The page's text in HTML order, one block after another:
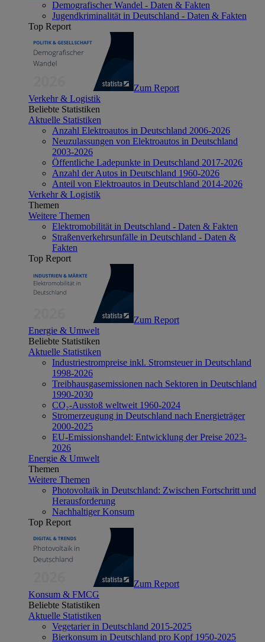
Demografischer Wandel - Daten & Fakten
Jugendkriminalität in Deutschland - Daten & Fakten
Top Report
Zum Report
Verkehr & Logistik
Beliebte Statistiken
Aktuelle Statistiken
Anzahl Elektroautos in Deutschland 2006-2026
Neuzulassungen von Elektroautos in Deutschland
2003-2026
Öffentliche Ladepunkte in Deutschland 2017-2026
Anzahl der Autos in Deutschland 1960-2026
Anteil von Elektroautos in Deutschland 2014-2026
Verkehr & Logistik
Themen
Weitere Themen
Elektromobilität in Deutschland - Daten & Fakten
Straßenverkehrsunfälle in Deutschland - Daten &
Fakten
Top Report
Zum Report
Energie & Umwelt
Beliebte Statistiken
Aktuelle Statistiken
Industriestrompreise inkl. Stromsteuer in Deutschland
1998-2026
Treibhausgasemissionen nach Sektoren in Deutschland
1990-2030
CO₂-Ausstoß weltweit 1960-2024
Stromerzeugung in Deutschland nach Energieträger
2000-2025
EU-Emissionshandel: Entwicklung der Preise 2023-
2026
Energie & Umwelt
Themen
Weitere Themen
Photovoltaik in Deutschland: Zwischen Fortschritt und
Herausforderung
Nachhaltiger Konsum
Top Report
Zum Report
Konsum & FMCG
Beliebte Statistiken
Aktuelle Statistiken
Vegetarier in Deutschland 2015-2025
Bierkonsum in Deutschland pro Kopf 1950-2025